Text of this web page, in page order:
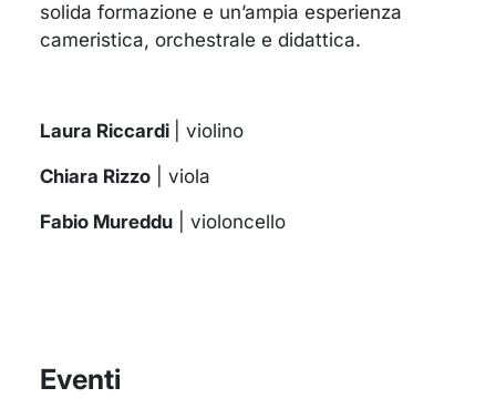
solida formazione e un’ampia esperienza
cameristica, orchestrale e didattica.
Laura Riccardi | violino
Chiara Rizzo | viola
Fabio Mureddu | violoncello
Eventi